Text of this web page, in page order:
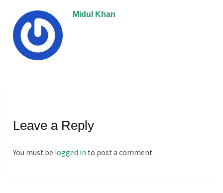
Midul Khan
Leave a Reply
You must be logged in to post a comment.